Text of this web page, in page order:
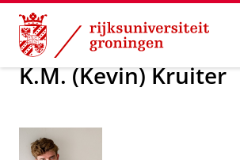
Skip
Content
Skip
Navigation
Over ons K.M. (Kevin) Kruiter
K.M. (Kevin) Kruiter